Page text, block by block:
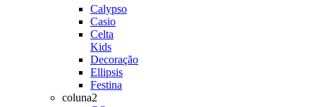
Calypso
Casio
Celta
Kids
Decoração
Ellipsis
Festina
coluna2